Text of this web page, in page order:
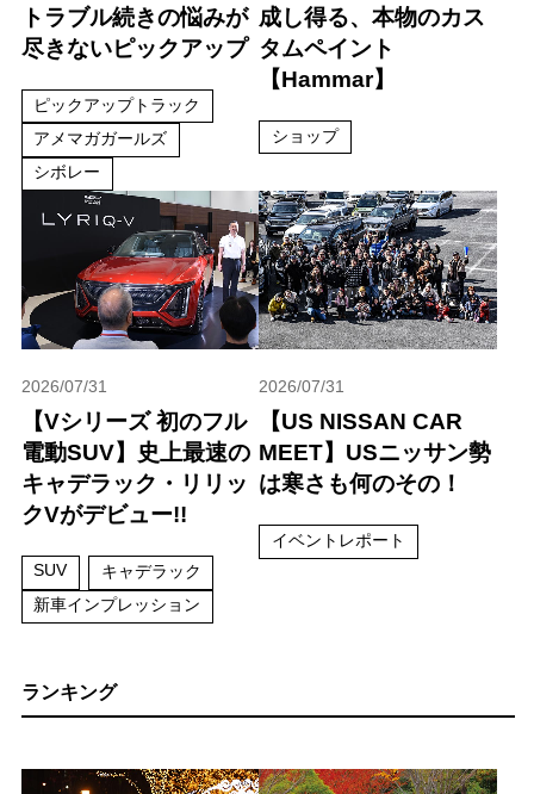
トラブル続きの悩みが
尽きないピックアップ
ピックアップトラック
アメマガガールズ
シボレー
成し得る、本物のカス
タムペイント
【Hammar】
ショップ
2026/07/31
【Vシリーズ 初のフル
電動SUV】史上最速の
キャデラック・リリッ
クVがデビュー!!
SUV
キャデラック
新車インプレッション
2026/07/31
【US NISSAN CAR
MEET】USニッサン勢
は寒さも何のその！
イベントレポート
ランキング